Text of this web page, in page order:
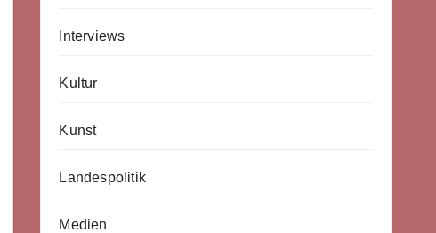
Interviews
Kultur
Kunst
Landespolitik
Medien